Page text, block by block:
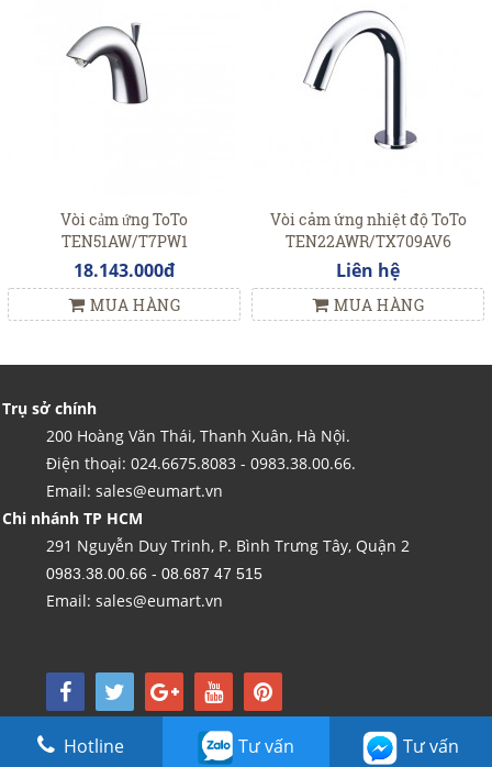
Vòi cảm ứng ToTo
TEN51AW/T7PW1
18.143.000đ
MUA HÀNG
Vòi cảm ứng nhiệt độ ToTo
TEN22AWR/TX709AV6
Liên hệ
MUA HÀNG
Trụ sở chính
200 Hoàng Văn Thái, Thanh Xuân, Hà Nội.
Điện thoại: 024.6675.8083 - 0983.38.00.66.
Email: sales@eumart.vn
Chi nhánh TP HCM
291 Nguyễn Duy Trinh, P. Bình Trưng Tây, Quận 2
0983.38.00.66 - 08.687 47 515
Email: sales@eumart.vn
Hotline Tư vấn Tư vấn
Copyright by Kim Tín LTD - Được vận hành bởi Công ty TNHH Thương mại và nội
thất Kim Tín